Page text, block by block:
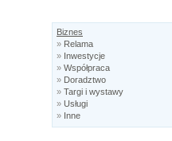
Biznes
» Relama
» Inwestycje
» Współpraca
» Doradztwo
» Targi i wystawy
» Usługi
» Inne